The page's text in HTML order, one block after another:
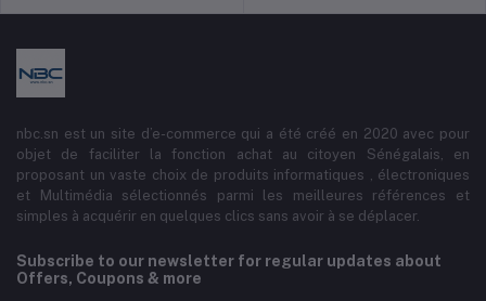
nbc.sn est un site d’e-commerce qui a été créé en 2020 avec pour
objet de faciliter la fonction achat au citoyen Sénégalais, en
proposant un vaste choix de produits informatiques , électroniques
et Multimédia sélectionnés parmi les meilleures références et
simples à acquérir en quelques clics sans avoir à se déplacer.
Subscribe to our newsletter for regular updates about
Offers, Coupons & more